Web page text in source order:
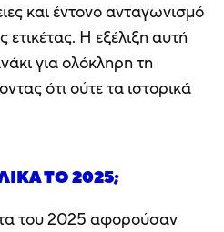
και έντονο ανταγωνισμό
ετικέτας. Η εξέλιξη αυτή
για ολόκληρη τη
ότι ούτε τα ιστορικά
ΤΟ 2025;
του 2025 αφορούσαν